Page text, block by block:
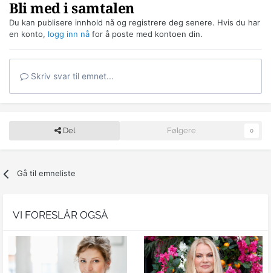
Bli med i samtalen
Du kan publisere innhold nå og registrere deg senere. Hvis du har
en konto, logg inn nå for å poste med kontoen din.
Skriv svar til emnet...
Del Følgere 0
Gå til emneliste
VI FORESLÅR OGSÅ